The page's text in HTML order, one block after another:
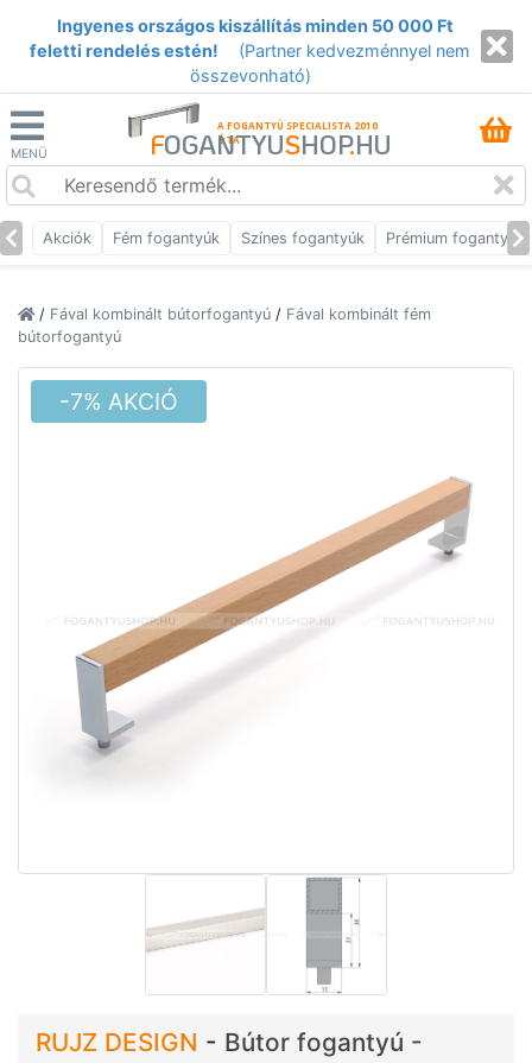
Ingyenes országos kiszállítás minden 50 000 Ft
feletti rendelés estén!
(Partner kedvezménnyel nem
összevonható)
MENÜ
A FOGANTYÚ SPECIALISTA 2010
ÓTA
FOGANTYUSHOP.HU
Akciók Fém fogantyúk Színes fogantyúk Prémium fogantyúk
/ Fával kombinált bútorfogantyú / Fával kombinált fém
bútorfogantyú
-7% AKCIÓ
RUJZ DESIGN - Bútor fogantyú -